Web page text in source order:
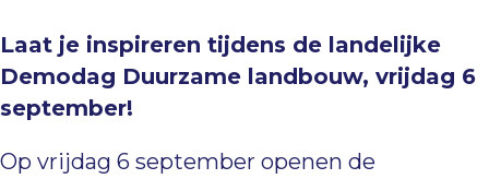
Laat je inspireren tijdens de landelijke
Demodag Duurzame landbouw, vrijdag 6
september!
Op vrijdag 6 september openen de